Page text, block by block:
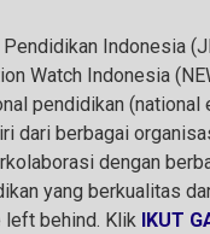
Indonesia
Watch Indonesia
pendidikan (national
dari berbagai
dengan
yang berkualitas
left behind. Klik IKUT